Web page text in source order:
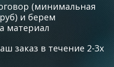
(минимальная
и берем
материал
заказ в течение 2-3х